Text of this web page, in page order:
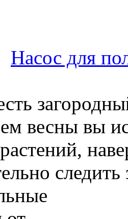
Насос для
весны вы
следить